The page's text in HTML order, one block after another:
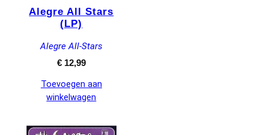
Alegre All Stars
(LP)
Alegre All-Stars
€12,99
Toevoegen aan
winkelwagen